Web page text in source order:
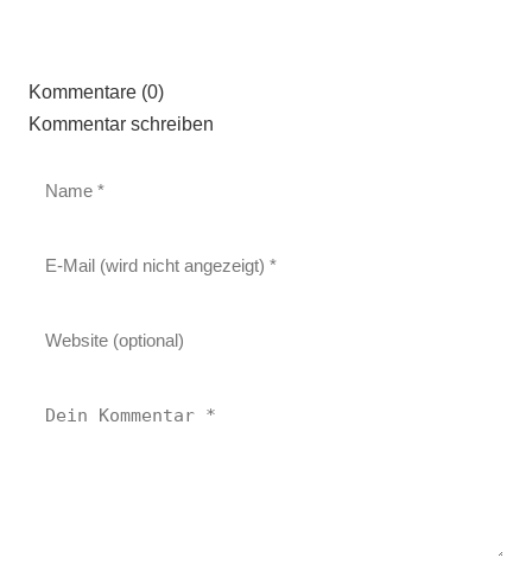
Kommentare (0)
Kommentar schreiben